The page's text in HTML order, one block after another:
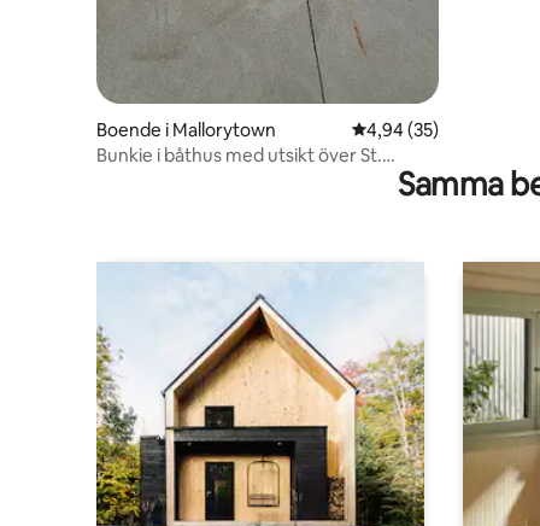
Boende i Mallorytown 4,94 av 5 i
4,94 (35)
Bunkie i båthus med utsikt över St.
Samma